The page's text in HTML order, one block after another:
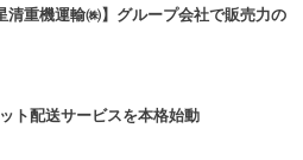
清重機運輸㈱】グループ会社で販売力の
ト配送サービスを本格始動